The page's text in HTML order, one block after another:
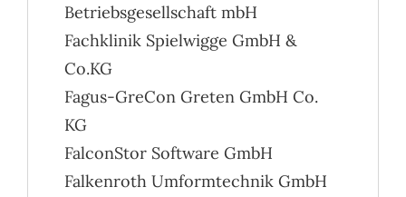
Betriebsgesellschaft mbH
Fachklinik Spielwigge GmbH &
Co.KG
Fagus-GreCon Greten GmbH Co.
KG
FalconStor Software GmbH
Falkenroth Umformtechnik GmbH